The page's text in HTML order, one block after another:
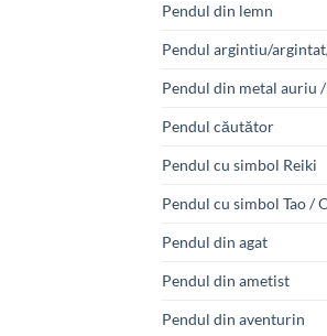
Pendul din lemn
Pendul argintiu/
Pendul din metal auriu
Pendul căutător
Pendul cu simbol Reiki
Pendul cu simbol Tao /
Pendul din agat
Pendul din ametist
Pendul din aventurin